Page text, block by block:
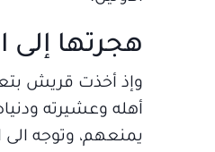
هجرتها إلى
وإذ أخذت قريش
أهله وعشيرته
يمنعهم، وتوجه